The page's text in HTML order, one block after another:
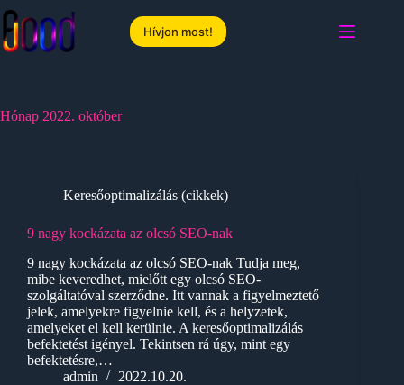
Skip
content
Hívjon most!
Hónap 2022. október
Keresőoptimalizálás (cikkek)
9 nagy kockázata az olcsó SEO-nak
9 nagy kockázata az olcsó SEO-nak Tudja meg,
mibe keveredhet, mielőtt egy olcsó SEO-
szolgáltatóval szerződne. Itt vannak a figyelmeztető
jelek, amelyekre figyelnie kell, és a helyzetek,
amelyeket el kell kerülnie. A keresőoptimalizálás
befektetést igényel. Tekintsen rá úgy, mint egy
befektetésre,…
admin
2022.10.20.